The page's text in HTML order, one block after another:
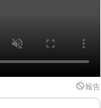
報告